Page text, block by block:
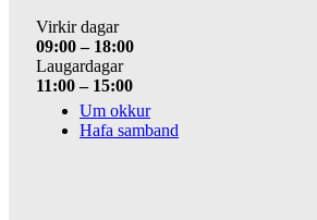
Virkir dagar
09:00 – 18:00
Laugardagar
11:00 – 15:00
Um okkur
Hafa samband